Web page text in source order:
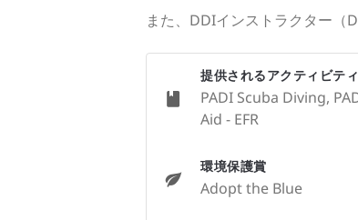
また、DDIインストラクター（
提供されるアクティビティ
PADI Scuba Diving,
Aid - EFR
環境保護賞
Adopt the Blue